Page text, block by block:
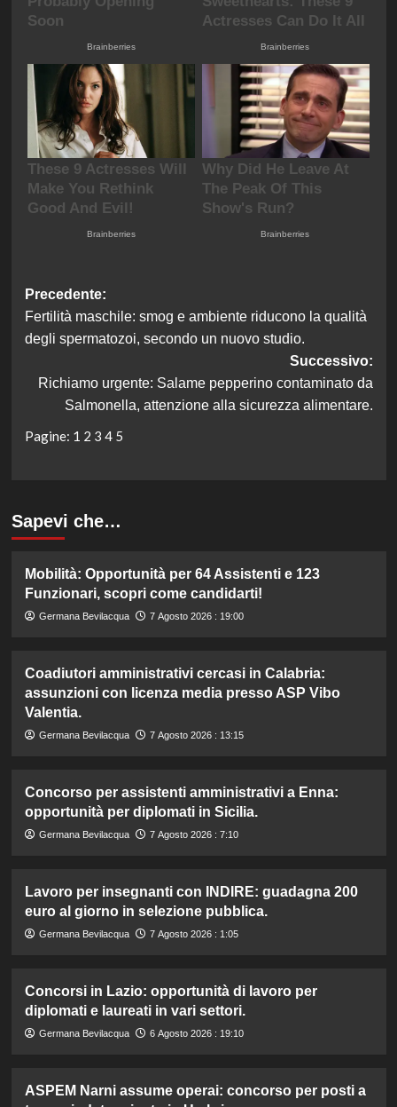
Navigazione
articolo
Precedente:
Fertilità maschile: smog e ambiente riducono la qualità
degli spermatozoi, secondo un nuovo studio.
Successivo:
Richiamo urgente: Salame pepperino contaminato da
Salmonella, attenzione alla sicurezza alimentare.
Pagine: 1 2 3 4 5
Sapevi che…
Mobilità: Opportunità per 64 Assistenti e 123
Funzionari, scopri come candidarti!
Germana Bevilacqua 7 Agosto 2026 : 19:00
Coadiutori amministrativi cercasi in Calabria:
assunzioni con licenza media presso ASP Vibo
Valentia.
Germana Bevilacqua 7 Agosto 2026 : 13:15
Concorso per assistenti amministrativi a Enna:
opportunità per diplomati in Sicilia.
Germana Bevilacqua 7 Agosto 2026 : 7:10
Lavoro per insegnanti con INDIRE: guadagna 200
euro al giorno in selezione pubblica.
Germana Bevilacqua 7 Agosto 2026 : 1:05
Concorsi in Lazio: opportunità di lavoro per
diplomati e laureati in vari settori.
Germana Bevilacqua 6 Agosto 2026 : 19:10
ASPEM Narni assume operai: concorso per posti a